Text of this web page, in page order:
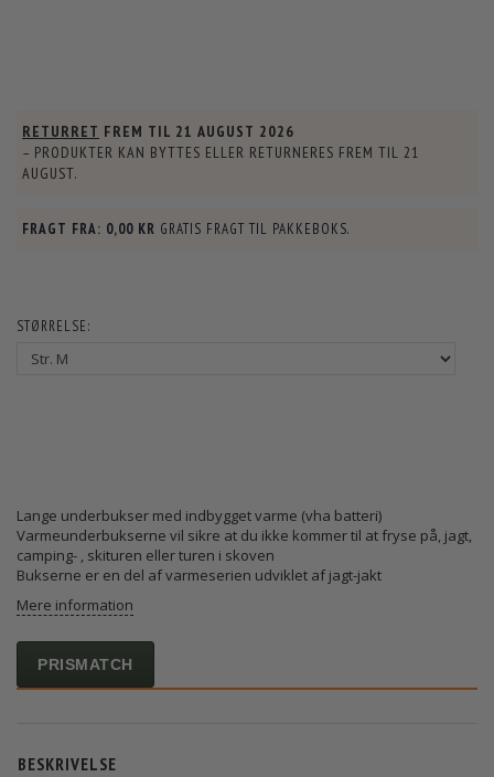
RETURRET FREM TIL 21 AUGUST 2026
– PRODUKTER KAN BYTTES ELLER RETURNERES FREM TIL 21
AUGUST.
FRAGT FRA: 0,00 KR GRATIS FRAGT TIL PAKKEBOKS.
STØRRELSE:
Lange underbukser med indbygget varme (vha batteri)
Varmeunderbukserne vil sikre at du ikke kommer til at fryse på, jagt,
camping- , skituren eller turen i skoven
Bukserne er en del af varmeserien udviklet af jagt-jakt
Mere information
PRISMATCH
BESKRIVELSE